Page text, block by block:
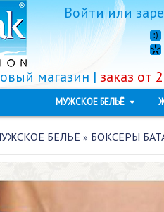
Войтиили
магазин | заказ от
МУЖСКОЕ БЕЛЬЁ
БЕЛЬЁ » БОКСЕРЫ